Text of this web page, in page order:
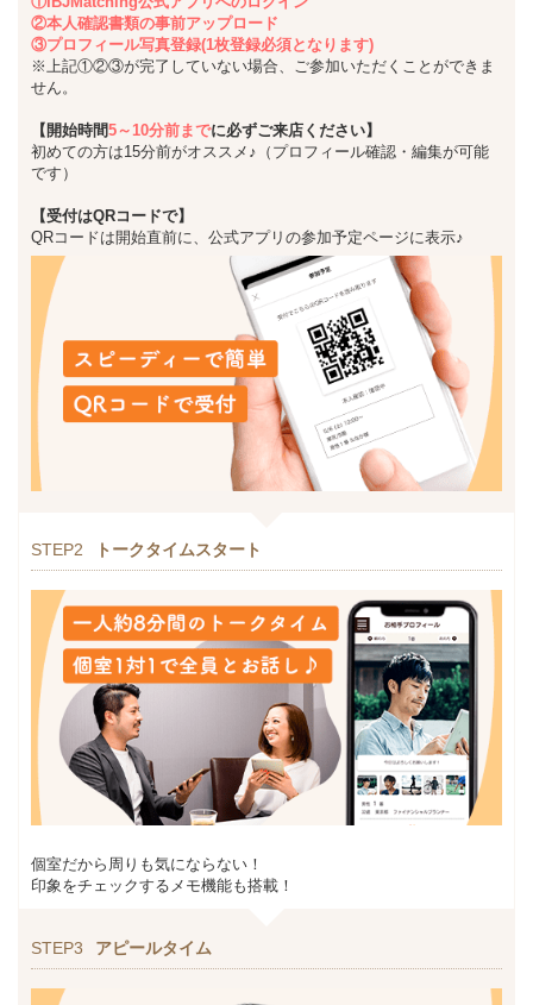
②本人確認書類の事前アップロード
③プロフィール写真登録(1枚登録必須となります)
※上記①②③が完了していない場合、ご参加いただくことができま
せん。
【開始時間5～10分前までに必ずご来店ください】
初めての方は15分前がオススメ♪（プロフィール確認・編集が可能
です）
【受付はQRコードで】
QRコードは開始直前に、公式アプリの参加予定ページに表示♪
STEP2 トークタイムスタート
個室だから周りも気にならない！
印象をチェックするメモ機能も搭載！
STEP3 アピールタイム